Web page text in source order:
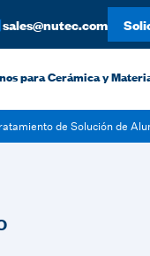
sales@nutec.com
para Cerámica y
de Solución de